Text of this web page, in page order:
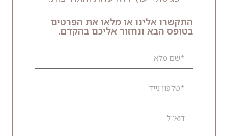
התקשרו אלינו או מלאו את הפרטים
בטופס הבא ונחזור אליכם בהקדם.